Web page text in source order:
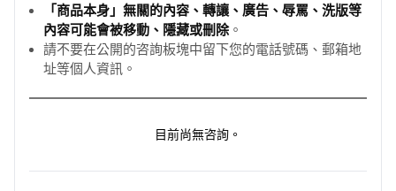
「商品本身」無關的內容、轉讓、廣告、辱罵、洗版等
內容可能會被移動、隱藏或刪除。
請不要在公開的咨詢板塊中留下您的電話號碼、郵箱地
址等個人資訊。
目前尚無咨詢。